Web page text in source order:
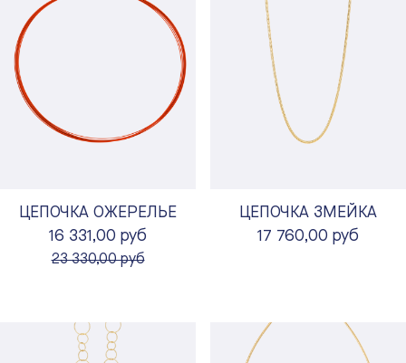
ЦЕПОЧКА ОЖЕРЕЛЬЕ
16 331,00 руб
вместо
23 330,00 руб
ЦЕПОЧКА ЗМЕЙКА
17 760,00 руб